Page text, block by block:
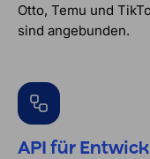
Otto, Temu und
sind angebunden.
API für